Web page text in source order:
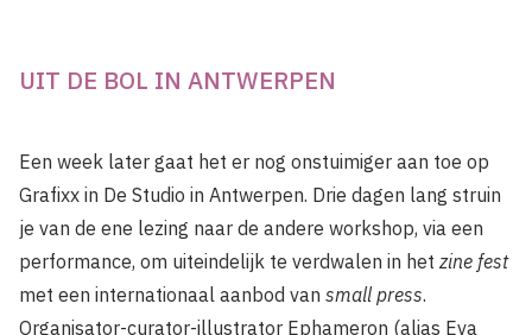
UIT DE BOL IN ANTWERPEN
Een week later gaat het er nog onstuimiger aan toe op
Grafixx in De Studio in Antwerpen. Drie dagen lang struin
je van de ene lezing naar de andere workshop, via een
performance, om uiteindelijk te verdwalen in het zine fest
met een internationaal aanbod van small press.
Organisator-curator-illustrator Ephameron (alias Eva